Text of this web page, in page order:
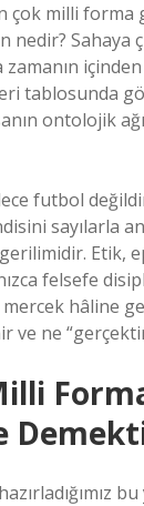
çok milli forma
nedir? Sahaya
zamanın
tablosunda
ontolojik
futbol
sayılarla
gerilimidir. Etik,
felsefe
hâline
ve ne
bu